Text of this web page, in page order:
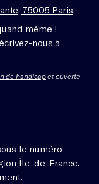
75005 Paris.
même !
nous à
de handicap et ouverte
le numéro
Île-de-France.